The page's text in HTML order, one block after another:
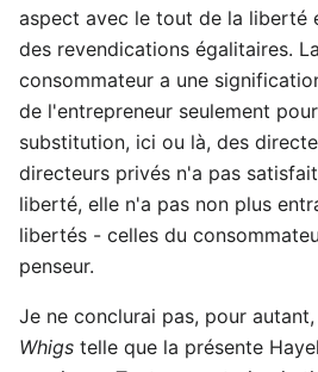
aspect avec le tout de la liberté
des revendications égalitaires.
consommateur a une
de l'entrepreneur seulement
substitution, ici ou là, des
directeurs privés n'a pas
liberté, elle n'a pas non plus
libertés - celles du
penseur.
Je ne conclurai pas, pour
Whigs telle que la présente